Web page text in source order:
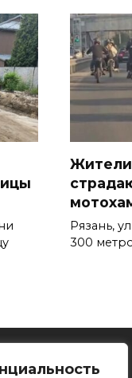
Жители
Рязань,
300